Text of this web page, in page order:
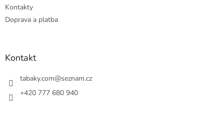
Kontakty
Doprava a platba
Kontakt
tabaky.com@seznam.cz
+420 777 680 940